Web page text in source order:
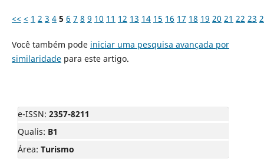
<< < 1 2 3 4 5 6 7 8 9 10 11 12 13 14 15 16 17 18 19 20 21 22 23
Você também pode iniciar uma pesquisa avançada por
similaridadepara este artigo.
e-ISSN: 2357-8211
Qualis: B1
Área: Turismo